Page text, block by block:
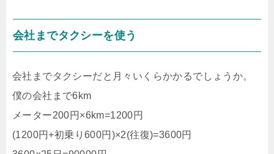
会社までタクシーを使う
会社までタクシーだと月々いくらかかるでしょうか。
僕の会社まで6km
メーター200円×6km=1200円
(1200円+初乗り600円)×2(往復)=3600円